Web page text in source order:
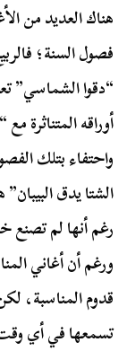
هناك العديد من
فصول السنة؛
“دقوا الشماسي”
أوراقه
واحتفاء بتلك
الشتا يدق
رغم أنها لم تصنع
ورغم أن أغاني
قدوم المناسبة،
تسمعها في أي